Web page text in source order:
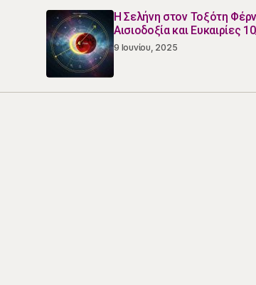
Η Σελήνη στον Τοξότη
Αισιοδοξία και Ευκαιρίες
9 Ιουνίου, 2025